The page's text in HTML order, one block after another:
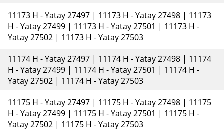
11173 H - Yatay 27497 | 11173 H - Yatay 27498 | 11173
H - Yatay 27499 | 11173 H - Yatay 27501 | 11173 H -
Yatay 27502 | 11173 H - Yatay 27503
11174 H - Yatay 27497 | 11174 H - Yatay 27498 | 11174
H - Yatay 27499 | 11174 H - Yatay 27501 | 11174 H -
Yatay 27502 | 11174 H - Yatay 27503
11175 H - Yatay 27497 | 11175 H - Yatay 27498 | 11175
H - Yatay 27499 | 11175 H - Yatay 27501 | 11175 H -
Yatay 27502 | 11175 H - Yatay 27503